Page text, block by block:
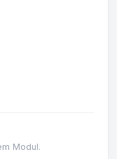
Modul.